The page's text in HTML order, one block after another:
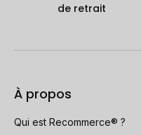
de retrait
À propos
Qui est Recommerce® ?